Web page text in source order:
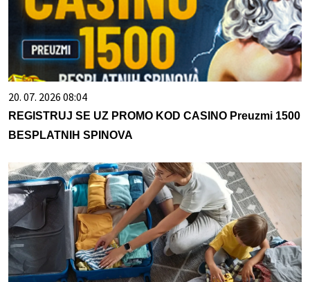
20. 07. 2026 08:04
REGISTRUJ SE UZ PROMO KOD CASINO Preuzmi 1500
BESPLATNIH SPINOVA